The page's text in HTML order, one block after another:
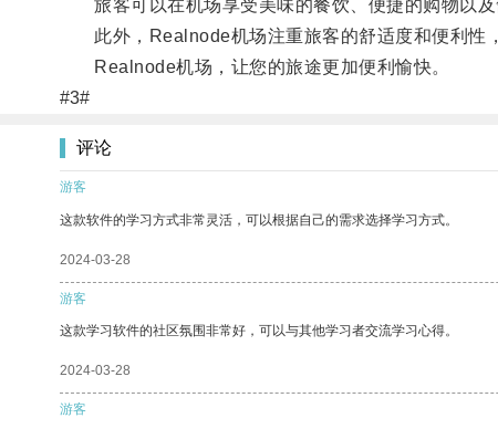
旅客可以在机场享受美味的餐饮、便捷的购物以及
此外，Realnode机场注重旅客的舒适度和便利性，
Realnode机场，让您的旅途更加便利愉快。
#3#
评论
游客
这款软件的学习方式非常灵活，可以根据自己的需求选择学习方式。
2024-03-28
游客
这款学习软件的社区氛围非常好，可以与其他学习者交流学习心得。
2024-03-28
游客